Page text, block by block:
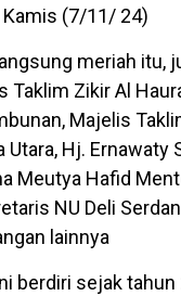
(7/11/ 24)
meriah itu,
Taklim Zikir Al
Majelis
Utara, Hj. Ernawaty
Meutya Hafid
NU Deli
lainnya
berdiri sejak tahun